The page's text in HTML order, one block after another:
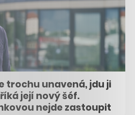
trochu unavená, jdu ji
její nový šéf.
nejde zastoupit